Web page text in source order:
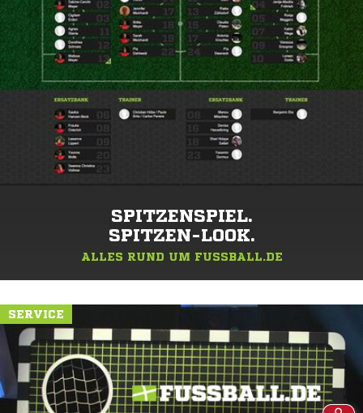
SPITZENSPIEL.
SPITZEN-LOOK.
ALLES RUND UM FUSSBALL.DE
SERVICE